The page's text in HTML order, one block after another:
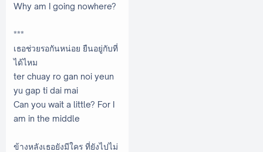
Why am I going nowhere?
***
เธอช่วยรอกันหน่อย ยืนอยู่กับที่
ได้ไหม
ter chuay ro gan noi yeun
yu gap ti dai mai
Can you wait a little? For I
am in the middle
ข้างหลังเธอยังมีใคร ที่ยังไปไม่